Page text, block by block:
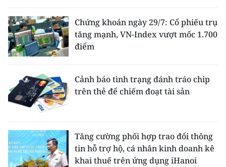
Chứng khoán ngày 29/7: Cổ phiếu trụ
tăng mạnh, VN-Index vượt mốc 1.700
điểm
Cảnh báo tình trạng đánh tráo chip
trên thẻ để chiếm đoạt tài sản
Tăng cường phối hợp trao đổi thông
tin hỗ trợ hộ, cá nhân kinh doanh kê
khai thuế trên ứng dụng iHanoi